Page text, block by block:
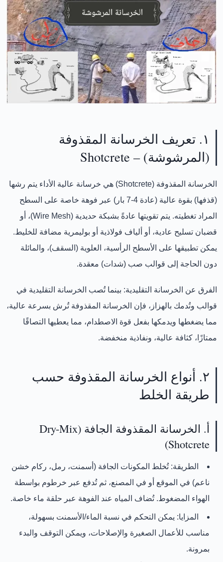
١. تعريف الخرسانة المقذوفة
(المرشوشة) – Shotcrete
الخرسانة المقذوفة (Shotcrete)
هي خرسانة عالية الأداء يتم رشها
(قذفها) بقوة عالية (عادة 4-7 بار) عبر فوهة خاصة على السطح
المراد تغطيته. يتم تقويتها عادةً بشبكة حديدية (Wire Mesh)
، أو
قضبان تسليح عادية، أو ألياف فولاذية أو بوليمرية مضافة للخليط.
يمكن تطبيقها على الأسطح الرأسية، العلوية (السقف)، والمائلة
دون الحاجة إلى قوالب صب (شدات) معقدة.
الفرق عن الخرسانة التقليدية: بينما تُصب الخرسانة التقليدية في
قوالب وتُدمك بالهزاز، فإن الخرسانة المقذوفة تُرش بسرعة عالية،
مما يضغطها ويدمكها بفعل قوة الاصطدام، مما يعطيها التصاقًا
ممتازًا، كثافة عالية، ونفاذية منخفضة.
٢. أنواع الخرسانة المقذوفة حسب
طريقة الخلط
أ. الخرسانة المقذوفة الجافة (Dry-Mix
Shotcrete)
الطريقة: تُخلط المكونات الجافة (أسمنت، رمل، ركام خشن
ناعم) في الموقع أو في المصنع، ثم تُدفع عبر خرطوم بواسطة
الهواء المضغوط. تُضاف المياه عند الفوهة عبر حلقة ماء خاصة.
المزايا: يمكن التحكم في نسبة الماء/الأسمنت بسهولة،
مناسب للأعمال الصغيرة والإصلاحات، ويمكن التوقف والبدء
بمرونة.